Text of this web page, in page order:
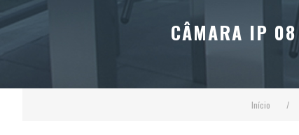
Início /
CÂMARA IP 08